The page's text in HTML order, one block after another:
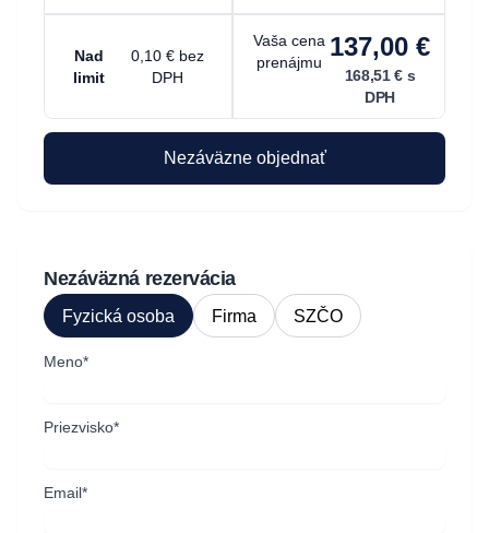
Nad
limit
0,10 € bez
DPH
Vaša cena
prenájmu
137,00 €
168,51 €s
DPH
Nezáväzne objednať
Nezáväzná rezervácia
Fyzická osoba Firma SZČO
Meno*
Priezvisko*
Email*